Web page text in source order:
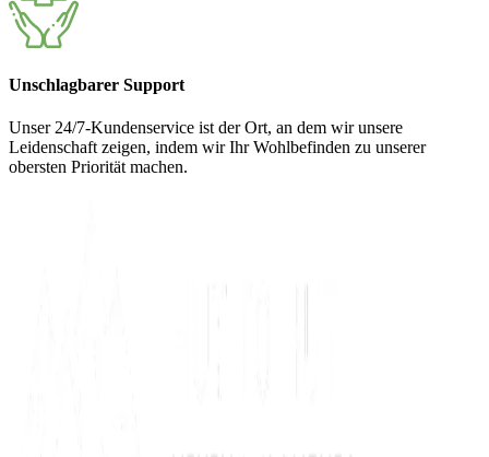
Unschlagbarer Support
Unser 24/7-Kundenservice ist der Ort, an dem wir unsere
Leidenschaft zeigen, indem wir Ihr Wohlbefinden zu unserer
obersten Priorität machen.